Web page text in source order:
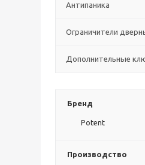
Антипаника
Ограничители
Дополнительные
Бренд
Potent
Производство